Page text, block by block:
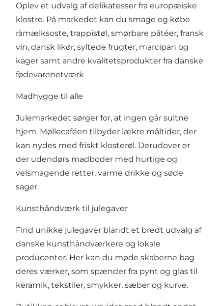
Oplev et udvalg af delikatesser fra europæiske
klostre. På markedet kan du smage og købe
råmælksoste, trappistøl, smørbare pâtéer, fransk
vin, dansk likør, syltede frugter, marcipan og
kager samt andre kvalitetsprodukter fra danske
fødevarenetværk
Madhygge til alle
Julemarkedet sørger for, at ingen går sultne
hjem. Møllecaféen tilbyder lækre måltider, der
kan nydes med friskt klosterøl. Derudover er
der udendørs madboder med hurtige og
velsmagende retter, varme drikke og søde
sager.
Kunsthåndværk til julegaver
Find unikke julegaver blandt et bredt udvalg af
danske kunsthåndværkere og lokale
producenter. Her kan du møde skaberne bag
deres værker, som spænder fra pynt og glas til
keramik, tekstiler, smykker, sæber og kurve.